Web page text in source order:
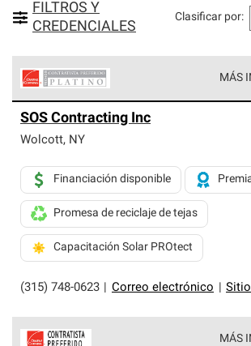
FILTROS Y
CREDENCIALES
Clasificar por:
MÁS
Corning constituyen el nivel superior de
exclusiva y cumplen con estándares
Solo ellos pueden ofrecer nuestra mejor
sistemas de techos.
SOS Contracting Inc
Wolcott, NY
(315) 748-0623 Correo electrónico
Financiación disponible
Promesa de reciclaje de tejas
Capacitación Solar PROtect
MÁS